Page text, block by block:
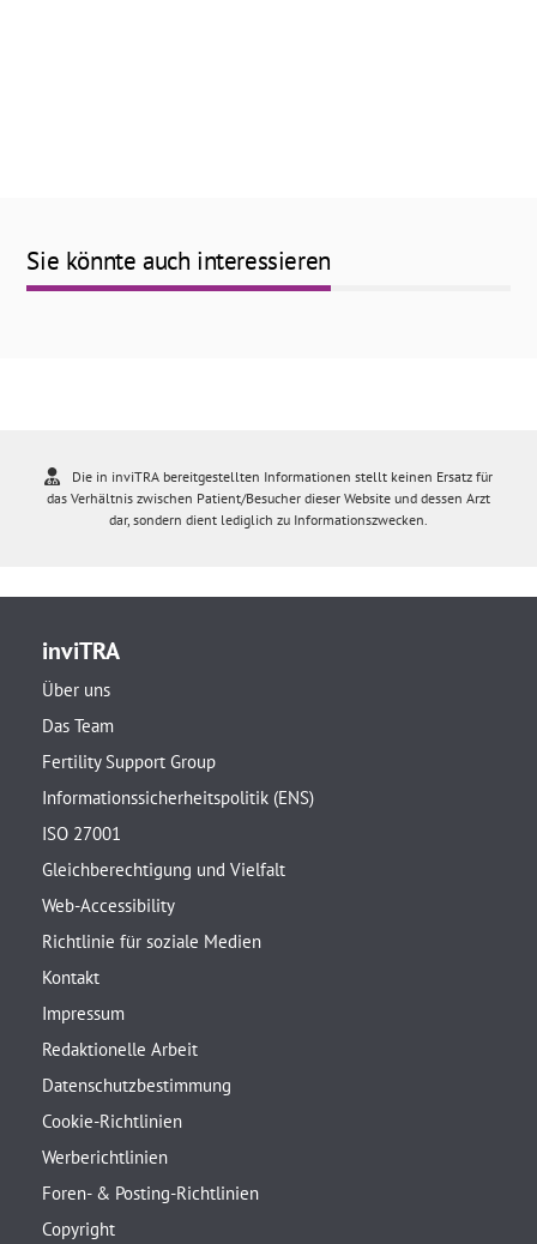
Sie könnte auch interessieren
Die in inviTRA bereitgestellten Informationen stellt keinen Ersatz für
das Verhältnis zwischen Patient/Besucher dieser Website und dessen Arzt
dar, sondern dient lediglich zu Informationszwecken.
inviTRA
Über uns
Das Team
Fertility Support Group
Informationssicherheitspolitik (ENS)
ISO 27001
Gleichberechtigung und Vielfalt
Web-Accessibility
Richtlinie für soziale Medien
Kontakt
Impressum
Redaktionelle Arbeit
Datenschutzbestimmung
Cookie-Richtlinien
Werberichtlinien
Foren- & Posting-Richtlinien
Copyright